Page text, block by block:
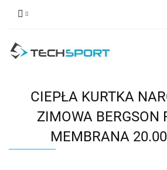
CIEPŁA KURTKA
ZIMOWA BERGSON
MEMBRANA